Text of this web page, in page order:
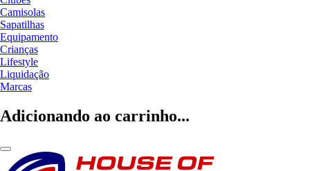
Camisolas
Sapatilhas
Equipamento
Crianças
Lifestyle
Liquidação
Marcas
Adicionando ao carrinho...